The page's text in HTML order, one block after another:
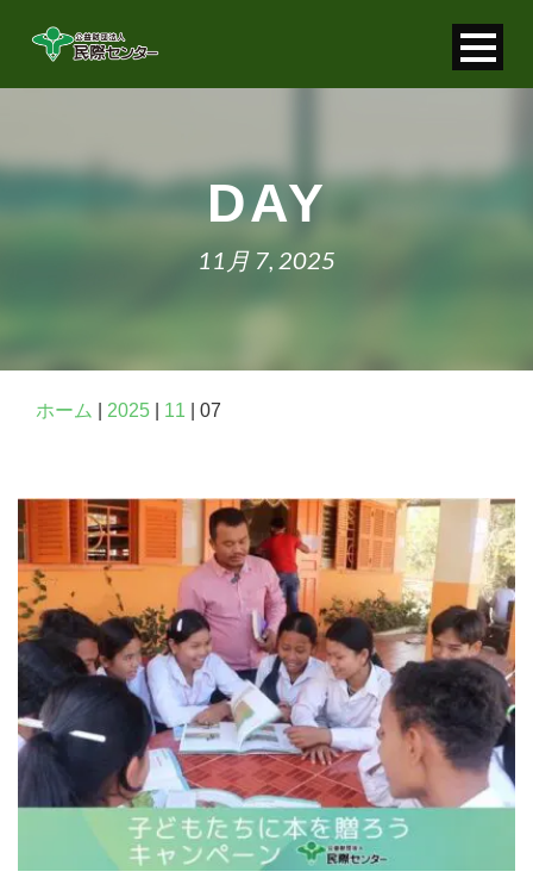
お問い合わせ
寄付する
DAY
11月 7, 2025
ホーム 2025 11 07